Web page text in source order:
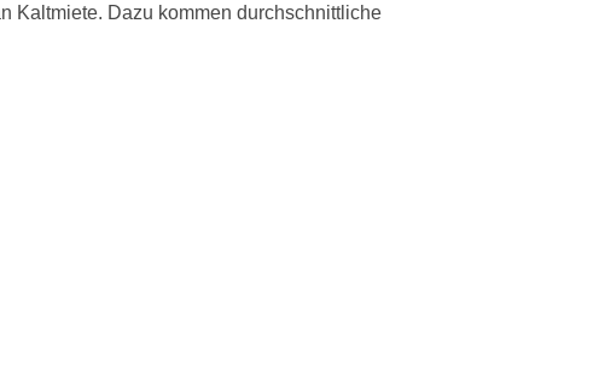
Kaltmiete. Dazu kommen durchschnittliche